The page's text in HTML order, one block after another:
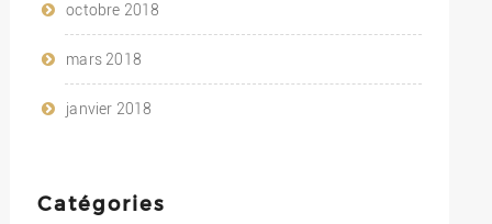
octobre 2018
mars 2018
janvier 2018
Catégories